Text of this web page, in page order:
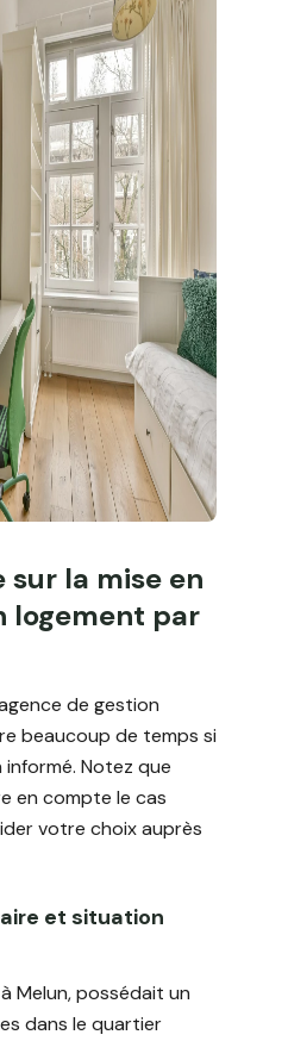
la mise en
logement par
de gestion
beaucoup de temps si
Notez que
en compte le cas
votre choix auprès
et situation
Melun, possédait un
dans le quartier